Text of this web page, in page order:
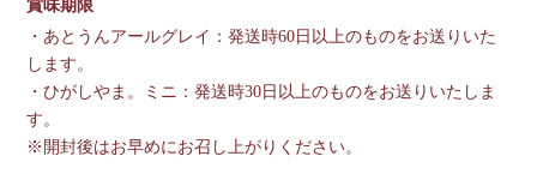
賞味期限
・あとうんアールグレイ：発送時60日以上のものをお送りいた
します。
・ひがしやま。ミニ：発送時30日以上のものをお送りいたしま
す。
※開封後はお早めにお召し上がりください。